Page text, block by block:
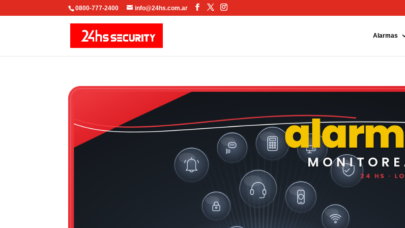
0800-777-2400 info@24hs.com.ar Facebook
X Instagram
Alarmas